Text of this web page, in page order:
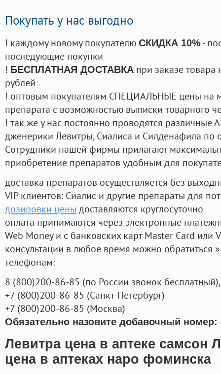
Покупать у нас выгодно
! каждому новому покупателю СКИДКА 10%-
последующие покупки
! БЕСПЛАТНАЯ ДОСТАВКА при заказе
рублей
! оптовым покупателям СПЕЦИАЛЬНЫЕ цены на
препарата с возможностью выписки товарного
! так же у нас постоянно проводятся
дженерики Левитры, Сиалиса и Силденафила по
Cотрудники нашей фирмы прилагают
приобретение препаратов удобным для
доставка препаратов осуществляется без
VIP клиентов: Сиалис и другие препараты для
дозировки цены доставляются круглосуточно
оплата принимаются через электронные
Web Money и с банковских карт Master Card или
консультации в любое время можно обратиться
телефонам:
8 (800)200-86-85 (по России звонок бесплатный),
+7 (800)200-86-85 (Санкт-Петербург)
+7 (800)200-86-85 (Москва)
Обязательно назовите добавочный номер:
Левитра цена в аптеке самсон
цена в аптеках наро фоминска